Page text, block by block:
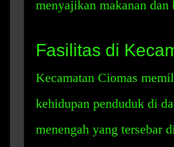
menyajikan makanan
Fasilitas di
Kecamatan Ciomas
kehidupan penduduk di
menengah yang tersebar